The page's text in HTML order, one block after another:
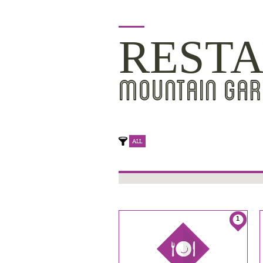
MOUNTAIN
ALL
1